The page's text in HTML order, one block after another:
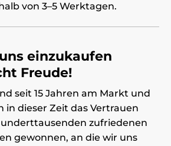
von 3–5 Werktagen.
einzukaufen
Freude!
seit 15 Jahren am Markt und
in dieser Zeit das Vertrauen
zufriedenen
gewonnen, an die wir uns